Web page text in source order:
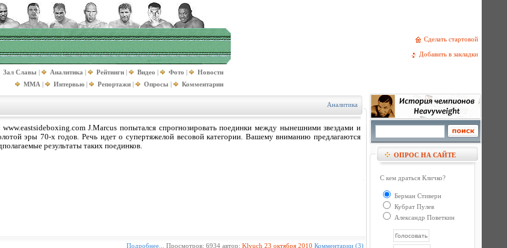
Сделать стартовой
Добавить в закладки
Зал Славы | Аналитика | Рейтинги | Видео | Фото |
Новости
MMA | Интервью | Репортажи | Опросы | Комментарии
Аналитика
J.Marcus попытался спрогнозировать поединки между нынешними звездами и
эры 70-х годов. Речь идет о супертяжелой весовой категории. Вашему вниманию предлагаются
результаты таких поединков.
Подробнее... Просмотров: 6934 автор: Klyuch 23 октября 2010 Комментарии (3)
ОПРОС НА САЙТЕ
С кем драться Кличко?
Берман Стиверн
Кубрат Пулев
Александр Поветкин